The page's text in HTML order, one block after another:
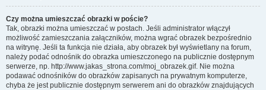
Czy można umieszczać obrazki w poście?
Tak, obrazki można umieszczać w postach. Jeśli administrator włączył
możliwość zamieszczania załączników, można wgrać obrazek bezpośrednio
na witrynę. Jeśli ta funkcja nie działa, aby obrazek był wyświetlany na forum,
należy podać odnośnik do obrazka umieszczonego na publicznie dostępnym
serwerze, np. http://www.jakas_strona.com/moj_obrazek.gif. Nie można
podawać odnośników do obrazków zapisanych na prywatnym komputerze,
chyba że jest publicznie dostępnym serwerem ani do obrazków znajdujących